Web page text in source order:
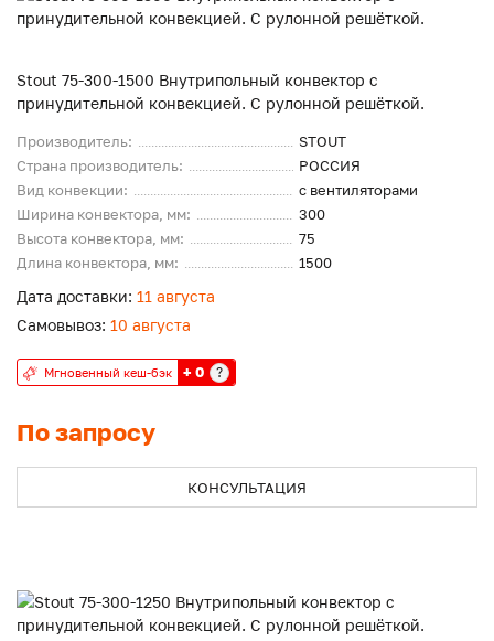
Stout 75-300-1500 Внутрипольный конвектор с
принудительной конвекцией. С рулонной решёткой.
Производитель:
STOUT
Страна производитель:
РОССИЯ
Вид конвекции:
с вентиляторами
Ширина конвектора, мм:
300
Высота конвектора, мм:
75
Длина конвектора, мм:
1500
По запросу
Дата доставки: 11 августа
Самовывоз: 10 августа
Мгновенный кеш-бэк + 0 ?
КОНСУЛЬТАЦИЯ